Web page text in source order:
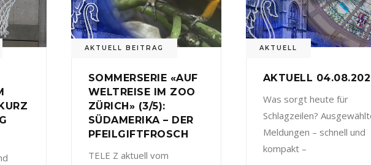
AKTUELL BEITRAG
SOMMERSERIE «AUF
WELTREISE IM ZOO
ZÜRICH» (3/5):
SÜDAMERIKA – DER
PFEILGIFTFROSCH
TELE Z aktuell vom
AKTUELL
AKTUELL
Was sorgt heute für
Schlagzeilen?
Meldungen – schnell und
kompakt –